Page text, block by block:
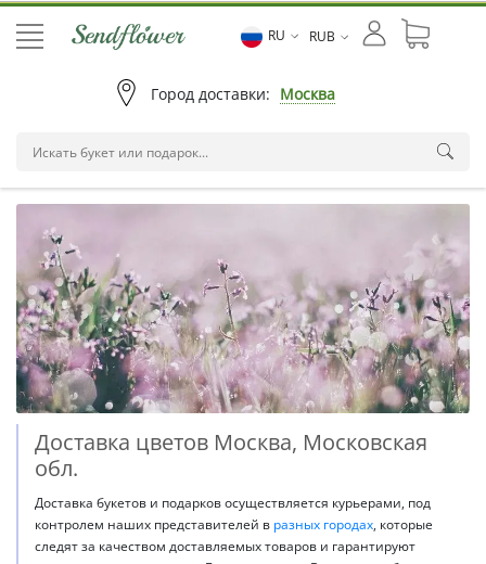
RU RUB
Город доставки: Москва
Доставка цветов Москва, Московская
обл.
Доставка букетов и подарков осуществляется курьерами, под
контролем наших представителей в разных городах, которые
следят за качеством доставляемых товаров и гарантируют